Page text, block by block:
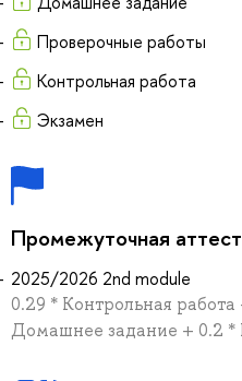
Проверочные работы
Контрольная работа
Экзамен
Промежуточная
2025/2026 2nd module
0.29 * Контрольная
Домашнее задание + 0.2